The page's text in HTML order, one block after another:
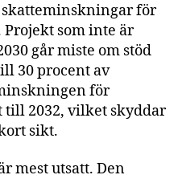
skatteminskningar för
som inte är
går miste om stöd
30 procent av
för
2032, vilket skyddar
sikt.
mest utsatt. Den